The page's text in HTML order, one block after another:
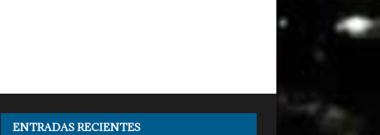
ENTRADAS RECIENTES